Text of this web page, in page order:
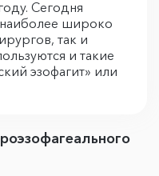
Сегодня
широко
так и
и такие
эзофагит» или